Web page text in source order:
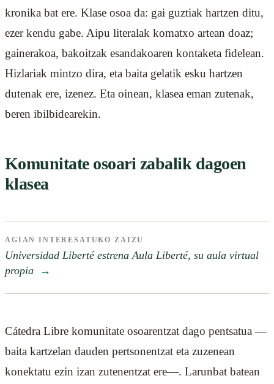
kronika bat ere. Klase osoa da: gai guztiak hartzen ditu,
ezer kendu gabe. Aipu literalak komatxo artean doaz;
gainerakoa, bakoitzak esandakoaren kontaketa fidelean.
Hizlariak mintzo dira, eta baita gelatik esku hartzen
dutenak ere, izenez. Eta oinean, klasea eman zutenak,
beren ibilbidearekin.
Komunitate osoari zabalik dagoen
klasea
AGIAN INTERESATUKO ZAIZU
Universidad Liberté estrena Aula Liberté, su aula virtual
propia
→
Cátedra Libre komunitate osoarentzat dago pentsatua —
baita kartzelan dauden pertsonentzat eta zuzenean
konektatu ezin izan zutenentzat ere—. Larunbat batean